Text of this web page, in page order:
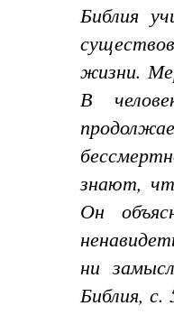
Библия
жизни.
В
знают,
Он
ни
Библия, с.